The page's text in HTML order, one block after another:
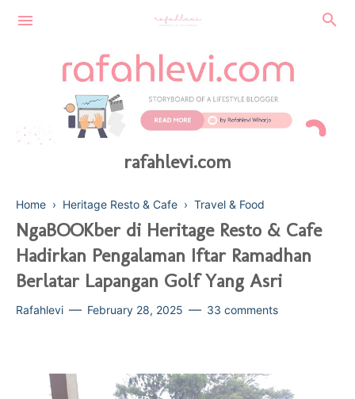
FINANCE
SUSTAINABLE
BEAUTY
rafahlevi.com
Home › Heritage Resto & Cafe › Travel & Food
NgaBOOKber di Heritage Resto & Cafe
Hadirkan Pengalaman Iftar Ramadhan
Berlatar Lapangan Golf Yang Asri
Rafahlevi February 28, 2025 33 comments